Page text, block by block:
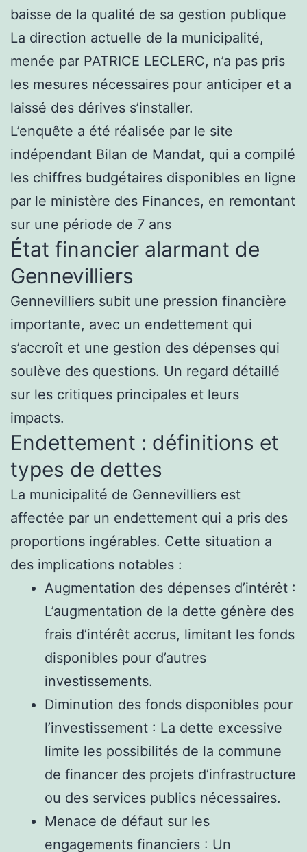
baisse de la qualité de sa gestion publique
La direction actuelle de la municipalité,
menée par PATRICE LECLERC, n’a pas pris
les mesures nécessaires pour anticiper et a
laissé des dérives s’installer.
L’enquête a été réalisée par le site
indépendant Bilan de Mandat, qui a compilé
les chiffres budgétaires disponibles en ligne
par le ministère des Finances, en remontant
sur une période de 7 ans
État financier alarmant de
Gennevilliers
Gennevilliers subit une pression financière
importante, avec un endettement qui
s’accroît et une gestion des dépenses qui
soulève des questions. Un regard détaillé
sur les critiques principales et leurs
impacts.
Endettement : définitions et
types de dettes
La municipalité de Gennevilliers est
affectée par un endettement qui a pris des
proportions ingérables. Cette situation a
des implications notables :
Augmentation des dépenses d’intérêt :
L’augmentation de la dette génère des
frais d’intérêt accrus, limitant les fonds
disponibles pour d’autres
investissements.
Diminution des fonds disponibles pour
l’investissement : La dette excessive
limite les possibilités de la commune
de financer des projets d’infrastructure
ou des services publics nécessaires.
Menace de défaut sur les
engagements financiers : Un